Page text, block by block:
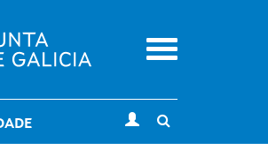
Menu
search